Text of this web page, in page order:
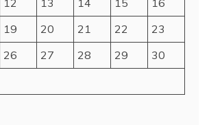
19 20 21 22
23
26 27 28 29
30